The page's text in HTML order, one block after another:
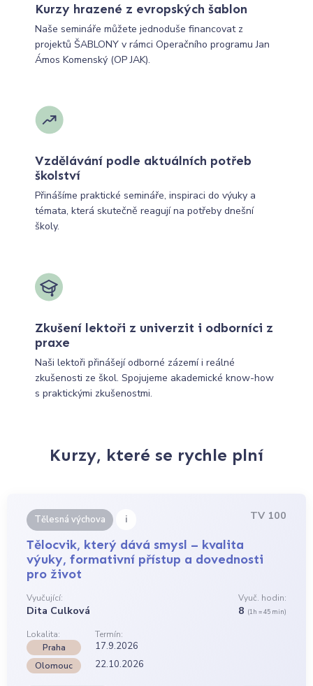
Kurzy hrazené z evropských šablon
Naše semináře můžete jednoduše financovat z
projektů ŠABLONY v rámci Operačního programu Jan
Ámos Komenský (OP JAK).
Vzdělávání podle aktuálních potřeb
školství
Přinášíme praktické semináře, inspiraci do výuky a
témata, která skutečně reagují na potřeby dnešní
školy.
Zkušení lektoři z univerzit i odborníci z
praxe
Naši lektoři přinášejí odborné zázemí i reálné
zkušenosti ze škol. Spojujeme akademické know-how
s praktickými zkušenostmi.
Kurzy, které se rychle plní
Tělesná výchova i TV 100
Tělocvik, který dává smysl – kvalita
výuky, formativní přístup a dovednosti
pro život
Vyučující:
Dita Culková
Vyuč. hodin:
8 (1h = 45 min)
Lokalita:
Termín:
Praha
17.9.2026
Olomouc 22.10.2026